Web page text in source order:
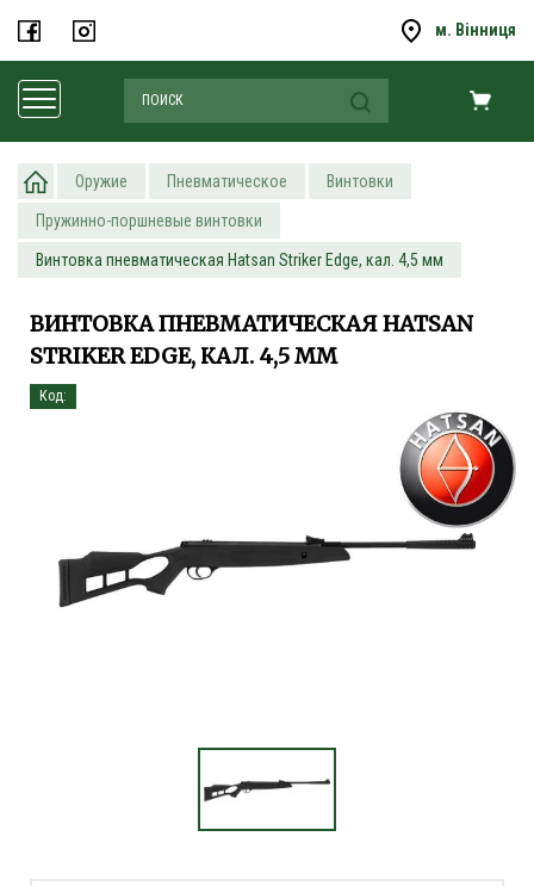
м. Вінниця
Оружие Пневматическое Винтовки
Пружинно-поршневые винтовки
Винтовка пневматическая Hatsan Striker Edge, кал. 4,5 мм
ВИНТОВКА ПНЕВМАТИЧЕСКАЯ HATSAN
STRIKER EDGE, КАЛ. 4,5 ММ
Код: